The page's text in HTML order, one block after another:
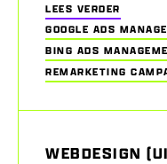
LEES VERDER
GOOGLE ADS
BING ADS
REMARKETING
WEBDESIGN